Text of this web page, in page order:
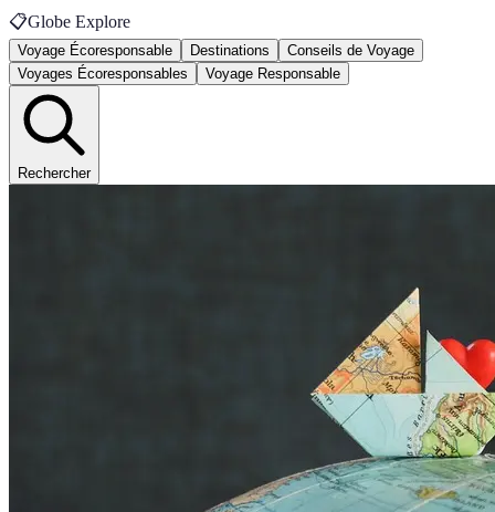
📋Globe Explore
Voyage Écoresponsable Destinations
Conseils de Voyage
Voyages Écoresponsables
Voyage Responsable
Rechercher